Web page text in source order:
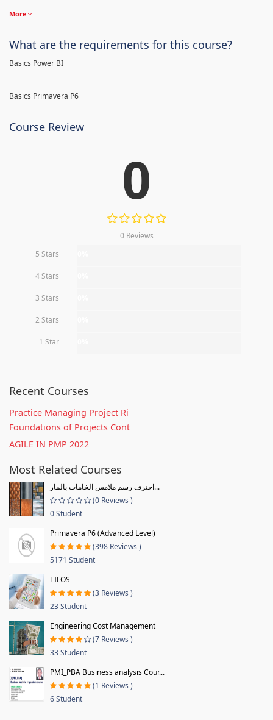
More
What are the requirements for this course?
Basics Power BI
Basics Primavera P6
Course Review
0
0 Reviews
5 Stars
4 Stars
3 Stars
2 Stars
1 Star
Recent Courses
Practice Managing Project Ri
Foundations of Projects Cont
AGILE IN PMP 2022
Most Related Courses
احترف رسم ملامس الخامات بالمار...
(0 Reviews )
0 Student
Primavera P6 (Advanced Level)
(398 Reviews )
5171 Student
TILOS
(3 Reviews )
23 Student
Engineering Cost Management
(7 Reviews )
33 Student
PMI_PBA Business analysis Cour...
(1 Reviews )
6 Student